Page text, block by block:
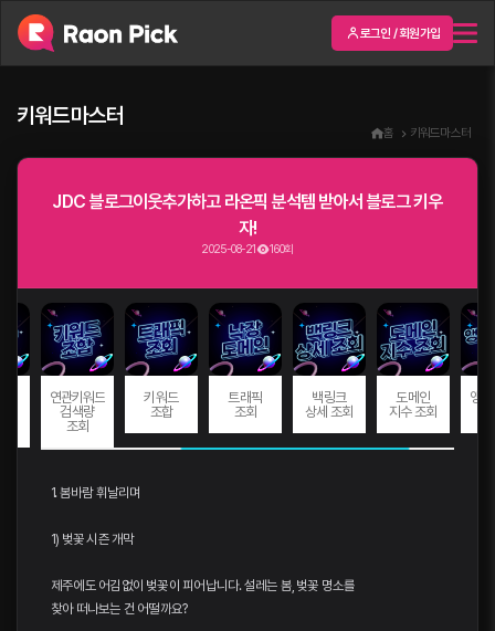
로그인 / 회원가입
키워드마스터
홈 키워드마스터
JDC 블로그이웃추가하고 라온픽 분석템 받아서 블로그 키우
자!
2025-08-21 160회
연관키워드
검색량
조회
키워드
조합
트래픽
조회
백링크
상세 조회
도메인
지수 조회
앵
1. 봄바람 휘날리며
1) 벚꽃 시즌 개막
제주에도 어김없이 벚꽃이 피어납니다. 설레는 봄, 벚꽃 명소를
찾아 떠나보는 건 어떨까요?